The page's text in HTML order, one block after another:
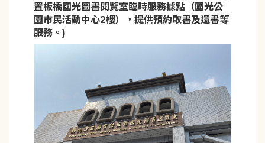
置板橋國光圖書閱覽室臨時服務據點（國光公
園市民活動中心2樓），提供預約取書及還書等
服務。)